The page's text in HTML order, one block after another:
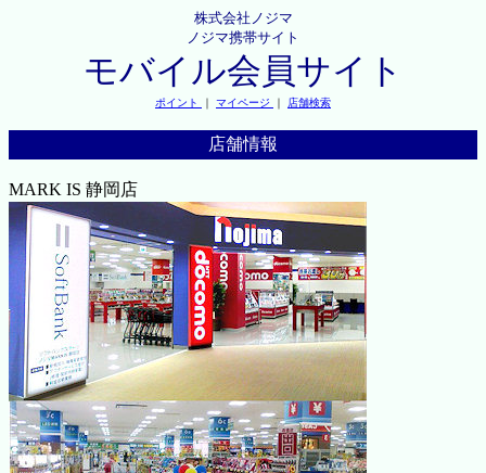
株式会社ノジマ
ノジマ携帯サイト
モバイル会員サイト
ポイント ｜ マイページ ｜ 店舗検索
店舗情報
MARK IS 静岡店